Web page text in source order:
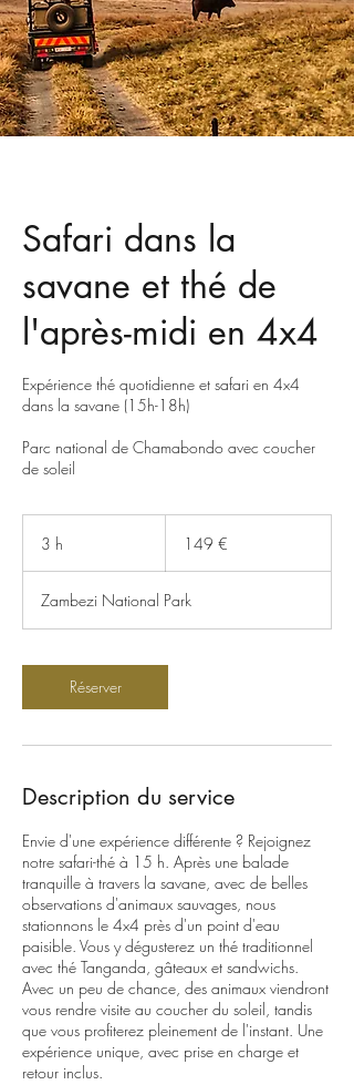
Safari dans la
savane et thé de
l'après-midi en 4x4
Expérience thé quotidienne et safari en 4x4
dans la savane (15h-18h)
Parc national de Chamabondo avec coucher
de soleil
3 h 149 €
Zambezi National Park
Réserver
Description du service
Envie d'une expérience différente ? Rejoignez
notre safari-thé à 15 h. Après une balade
tranquille à travers la savane, avec de belles
observations d'animaux sauvages, nous
stationnons le 4x4 près d'un point d'eau
paisible. Vous y dégusterez un thé traditionnel
avec thé Tanganda, gâteaux et sandwichs.
Avec un peu de chance, des animaux viendront
vous rendre visite au coucher du soleil, tandis
que vous profiterez pleinement de l'instant. Une
expérience unique, avec prise en charge et
retour inclus.